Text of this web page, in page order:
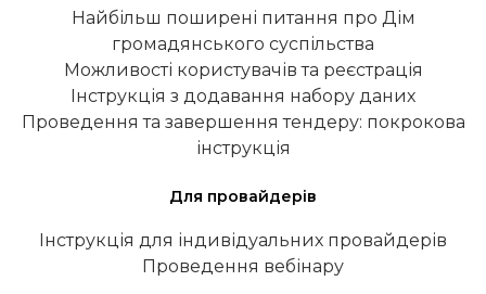
Найбільш поширені питання про Дім
громадянського суспільства
Можливості користувачів та реєстрація
Інструкція з додавання набору даних
Проведення та завершення тендеру: покрокова
інструкція
Для провайдерів
Інструкція для індивідуальних провайдерів
Проведення вебінару